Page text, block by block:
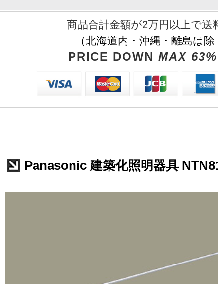
商品合計金額が2万円以上で送
（北海道内・沖縄・離島は
PRICE DOWN MAX
Panasonic 建築化照明器具